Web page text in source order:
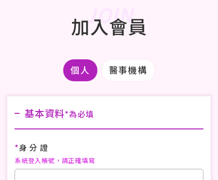
加入會員
JOIN
個人 醫事機構
基本資料*為必填
*身 分 證
系統登入帳號，請正確填寫